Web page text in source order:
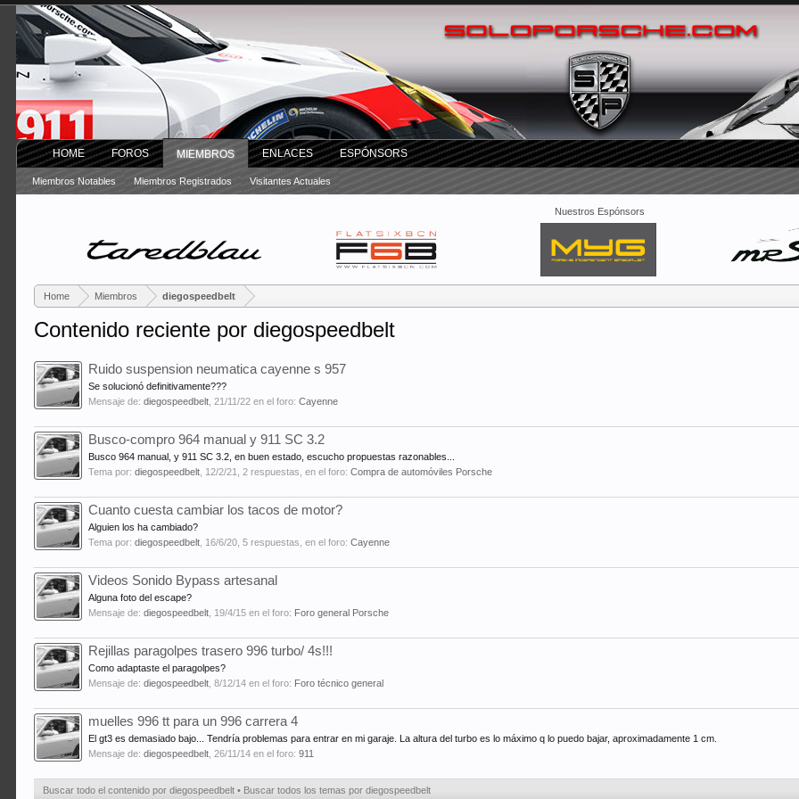
Nuestros Espónsors
Home Miembros diegospeedbelt
Contenido reciente por diegospeedbelt
Ruido suspension neumatica cayenne s 957
Se solucionó definitivamente???
Mensaje de:diegospeedbelt ,21/11/22 en el foro:Cayenne
Busco-compro 964 manual y 911 SC 3.2
Busco 964 manual, y 911 SC 3.2, en buen estado, escucho propuestas razonables...
Tema por:diegospeedbelt 12/2/21 , 2 respuestas, en el foro:Compra de automóviles Porsche
Cuanto cuesta cambiar los tacos de motor?
Alguien los ha cambiado?
Tema por:diegospeedbelt 16/6/20 , 5 respuestas, en el foro:Cayenne
Videos Sonido Bypass artesanal
Alguna foto del escape?
Mensaje de:diegospeedbelt 19/4/15 en el foro: Foro general Porsche
Rejillas paragolpes trasero 996 turbo/ 4s!!!
Como adaptaste el paragolpes?
Mensaje de:diegospeedbelt ,8/12/14 en el foro: Foro técnico general
muelles 996 tt para un 996 carrera 4
El gt3 es demasiado bajo... Tendría problemas para entrar en mi garaje. La altura del turbo es lo máximo q lo puedo bajar, aproximadamente 1 cm.
Mensaje de:diegospeedbelt ,26/11/14 en el foro:911
Buscar todo el contenido por diegospeedbelt Buscar todos los temas por diegospeedbelt
HOME FOROS MIEMBROS
Miembros Notables Miembros Registrados Visitantes Actuales
ENLACES ESPÓNSORS